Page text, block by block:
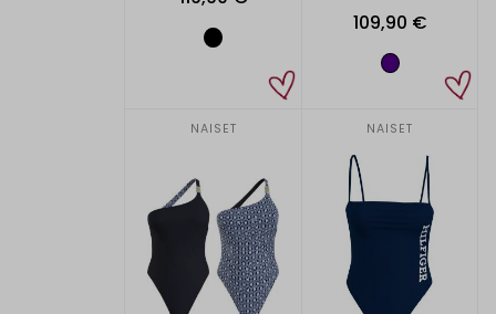
109,90 €
NAISET NAISET